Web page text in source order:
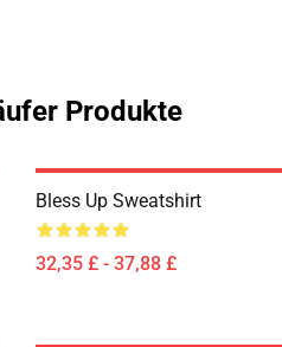
Produkte
Bless Up Sweatshirt
32,35 £ - 37,88 £